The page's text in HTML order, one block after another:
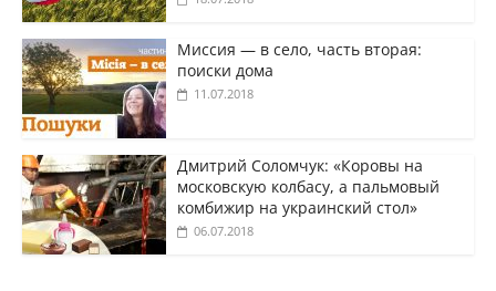
Миссия — в село, часть вторая:
поиски дома
11.07.2018
Дмитрий Соломчук: «Коровы на
московскую колбасу, а пальмовый
комбижир на украинский стол»
06.07.2018